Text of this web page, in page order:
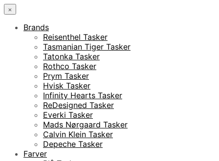
×
Brands
Reisenthel Tasker
Tasmanian Tiger Tasker
Tatonka Tasker
Rothco Tasker
Prym Tasker
Hvisk Tasker
Infinity Hearts Tasker
ReDesigned Tasker
Everki Tasker
Mads Nørgaard Tasker
Calvin Klein Tasker
Depeche Tasker
Farver